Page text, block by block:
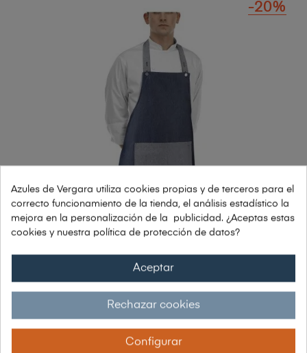
DELANTAL JEANS BITONO
26,62 €
-20%
Azules de Vergara utiliza cookies propias y de terceros para el
correcto funcionamiento de la tienda, el análisis estadístico la
mejora en la personalización de la publicidad. ¿Aceptas estas
cookies y nuestra política de protección de datos?
Aceptar
Rechazar cookies
Configurar